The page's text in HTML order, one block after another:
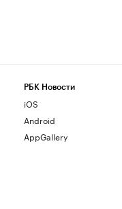
РБК Новости
iOS
Android
AppGallery